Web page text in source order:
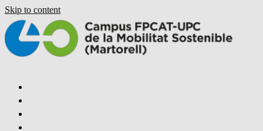
Skip to content